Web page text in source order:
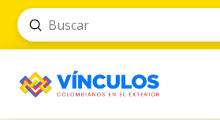
Search
Submit